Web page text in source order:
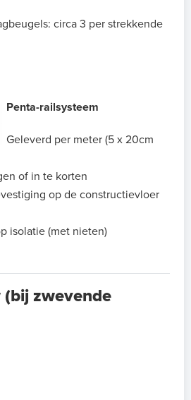
circa 3 per strekkende
Penta-railsysteem
Geleverd per meter (5 x 20cm
of in te korten
op de constructievloer
isolatie (met nieten)
zwevende